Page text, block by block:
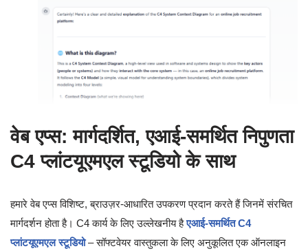
वेब एप्स: मार्गदर्शित, एआई-समर्थित निपुणता
C4 प्लांटयूएमएल स्टूडियो के साथ
हमारे वेब एप्स विशिष्ट, ब्राउज़र-आधारित उपकरण प्रदान करते हैं जिनमें संरचित
मार्गदर्शन होता है। C4 कार्य के लिए उल्लेखनीय हैएआई-समर्थित C4
प्लांटयूएमएल स्टूडियो– सॉफ्टवेयर वास्तुकला के लिए अनुकूलित एक ऑनलाइन